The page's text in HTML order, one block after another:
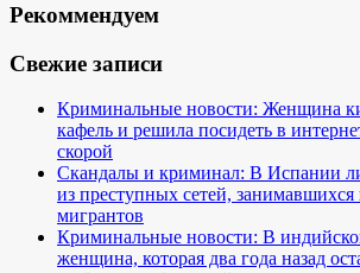
Рекоммендуем
Свежие записи
Криминальные новости: Женщина
кафель и решила посидеть в
скорой
Скандалы и криминал: В Испании
из преступных сетей, занимавшихся
мигрантов
Криминальные новости: В
женщина, которая два года назад